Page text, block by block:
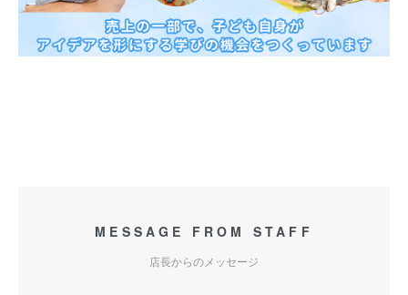
MESSAGE FROM STAFF
店長からのメッセージ